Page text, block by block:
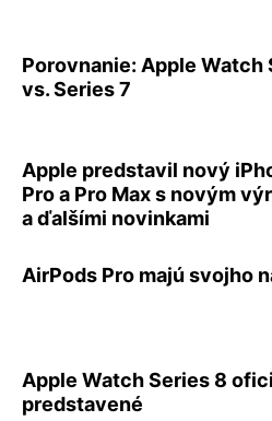
Porovnanie: Apple Watch
vs. Series 7
Apple predstavil nový
Pro a Pro Max s novým
a ďalšími novinkami
AirPods Pro majú svojho
Apple Watch Series 8
predstavené